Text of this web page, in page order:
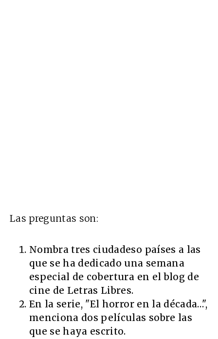
Las preguntas son:
Nombra tres ciudadeso países a las
que se ha dedicado una semana
especial de cobertura en el blog de
cine de Letras Libres.
En la serie, "El horror en la década…",
menciona dos películas sobre las
que se haya escrito.